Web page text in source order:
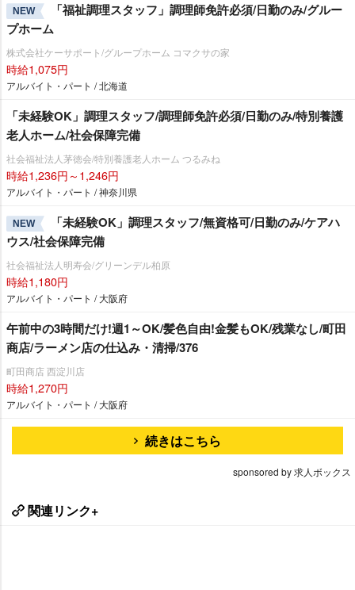
NEW
「福祉調理スタッフ」調理師免許必須/日勤のみ/グルー
プホーム
株式会社ケーサポート/グループホーム コマクサの家
時給1,075円
アルバイト・パート / 北海道
「未経験OK」調理スタッフ/調理師免許必須/日勤のみ/特別養護
老人ホーム/社会保障完備
社会福祉法人茅徳会/特別養護老人ホーム つるみね
時給1,236円～1,246円
アルバイト・パート / 神奈川県
NEW
「未経験OK」調理スタッフ/無資格可/日勤のみ/ケアハ
ウス/社会保障完備
社会福祉法人明寿会/グリーンデル柏原
時給1,180円
アルバイト・パート / 大阪府
午前中の3時間だけ!週1～OK/髪色自由!金髪もOK/残業なし/町田
商店/ラーメン店の仕込み・清掃/376
町田商店 西淀川店
時給1,270円
アルバイト・パート / 大阪府
続きはこちら
sponsored by 求人ボックス
関連リンク+